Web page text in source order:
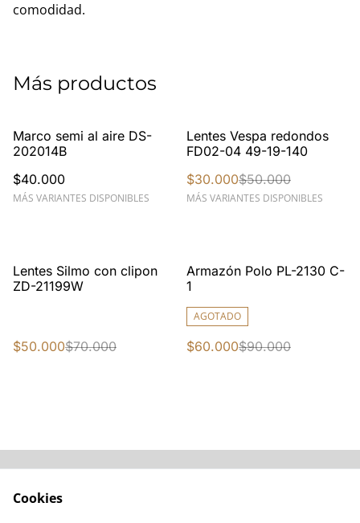
comodidad.
Más productos
Marco semi al aire DS-
202014B
$40.000
MÁS VARIANTES DISPONIBLES
%
Lentes Vespa redondos
FD02-04 49-19-140
$30.000$50.000
MÁS VARIANTES DISPONIBLES
%
Lentes Silmo con clipon
ZD-21199W
$50.000$70.000
%
Armazón Polo PL-2130 C-
1
AGOTADO
$60.000$90.000
Cookies